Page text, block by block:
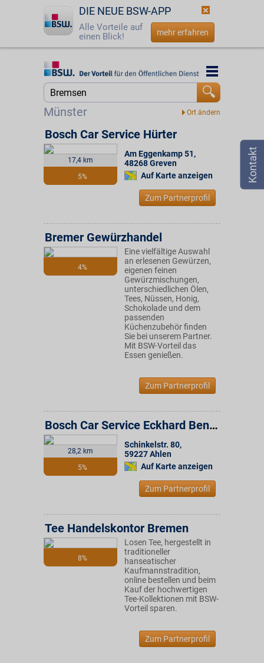
DIE NEUE BSW-APP
Alle Vorteile auf
einen Blick!
mehr erfahren
Startseite
☎ 0800 - 279 25 82
Münster
Startseite
17,4 km
5%
Bosch Car Service Hürter
Am Eggenkamp 51,
48268Greven
Auf Karte anzeigen
Zum Partnerprofil
4%
Bremer Gewürzhandel
Eine vielfältige Auswahl
an erlesenen Gewürzen,
eigenen feinen
Gewürzmischungen,
unterschiedlichen Ölen,
Tees, Nüssen, Honig,
Schokolade und dem
passenden
Küchenzubehör finden
Sie bei unserem Partner.
Mit BSW-Vorteil das
Essen genießen.
Zum Partnerprofil
28,2 km
5%
Bosch Car Service Eckhard Bendix GmbH
Schinkelstr. 80,
59227Ahlen
Auf Karte anzeigen
Zum Partnerprofil
8%
Tee Handelskontor Bremen
Losen Tee, hergestellt in
traditioneller
hanseatischer
Kaufmannstradition,
online bestellen und beim
Kauf der hochwertigen
Tee-Kollektionen mit BSW-
Vorteil sparen.
Zum Partnerprofil